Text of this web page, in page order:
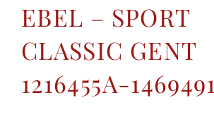
EBEL – SPORT
CLASSIC GENT
1216455A-1469491